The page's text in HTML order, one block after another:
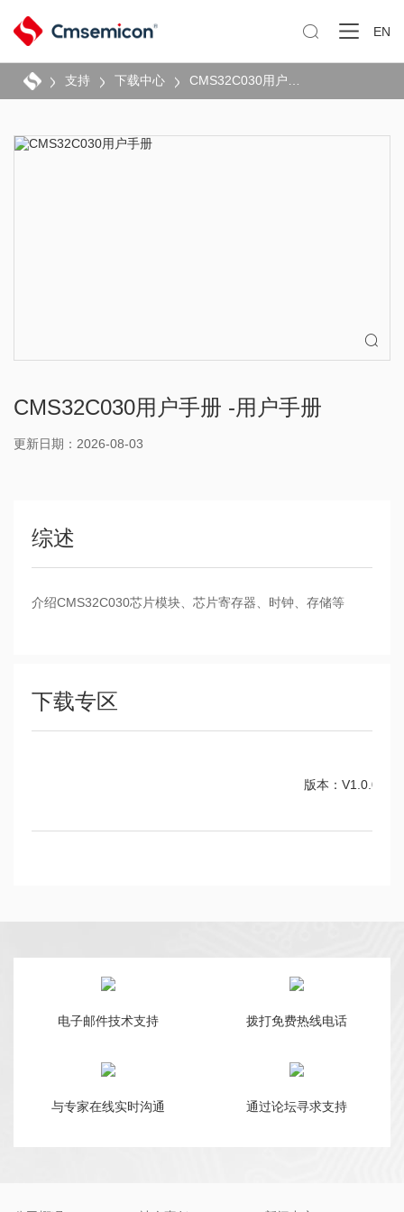
 EN
支持 下载中心

CMS32C030用户手册 -用户手册
更新日期：2026-08-03
综述
介绍CMS32C030芯片模块、芯片寄存器、时钟、存储等
下载专区
版本：V1.0.0
电子邮件技术支持 拨打免费热线电话
与专家在线实时沟通 通过论坛寻求支持